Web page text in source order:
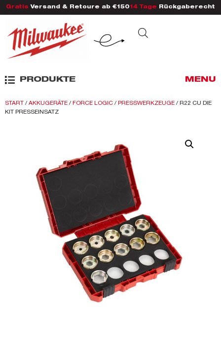
Gratis Versand & Retoure ab €150 14 Tage Rückgaberecht
PRODUKTE MENU
START / AKKUGERÄTE / FORCE LOGIC / PRESSWERKZEUGE / R22 CU DIE
KIT PRESSEINSATZ